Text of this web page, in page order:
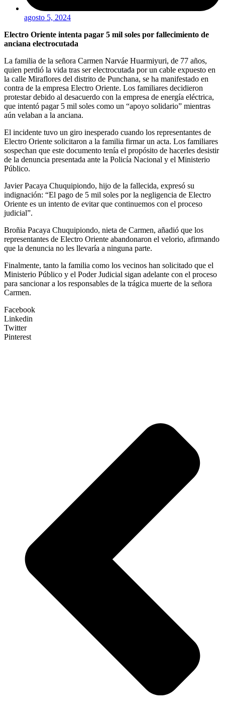
agosto 5, 2024
Electro Oriente intenta pagar 5 mil soles por fallecimiento de
anciana electrocutada
La familia de la señora Carmen Narváe Huarmiyuri, de 77 años,
quien perdió la vida tras ser electrocutada por un cable expuesto en
la calle Miraflores del distrito de Punchana, se ha manifestado en
contra de la empresa Electro Oriente. Los familiares decidieron
protestar debido al desacuerdo con la empresa de energía eléctrica,
que intentó pagar 5 mil soles como un “apoyo solidario” mientras
aún velaban a la anciana.
El incidente tuvo un giro inesperado cuando los representantes de
Electro Oriente solicitaron a la familia firmar un acta. Los familiares
sospechan que este documento tenía el propósito de hacerles desistir
de la denuncia presentada ante la Policía Nacional y el Ministerio
Público.
Javier Pacaya Chuquipiondo, hijo de la fallecida, expresó su
indignación: “El pago de 5 mil soles por la negligencia de Electro
Oriente es un intento de evitar que continuemos con el proceso
judicial”.
Broñia Pacaya Chuquipiondo, nieta de Carmen, añadió que los
representantes de Electro Oriente abandonaron el velorio, afirmando
que la denuncia no les llevaría a ninguna parte.
Finalmente, tanto la familia como los vecinos han solicitado que el
Ministerio Público y el Poder Judicial sigan adelante con el proceso
para sancionar a los responsables de la trágica muerte de la señora
Carmen.
Facebook
Linkedin
Twitter
Pinterest